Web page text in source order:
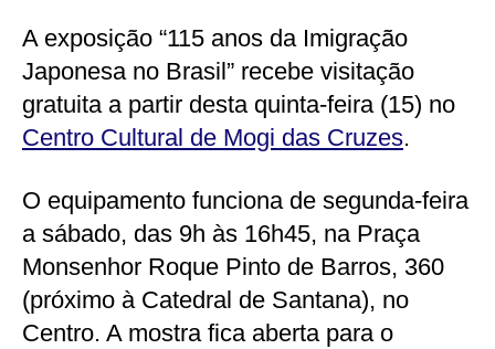
A exposição “115 anos da Imigração
Japonesa no Brasil” recebe visitação
gratuita a partir desta quinta-feira (15) no
Centro Cultural de Mogi das Cruzes.
O equipamento funciona de segunda-feira
a sábado, das 9h às 16h45, na Praça
Monsenhor Roque Pinto de Barros, 360
(próximo à Catedral de Santana), no
Centro. A mostra fica aberta para o